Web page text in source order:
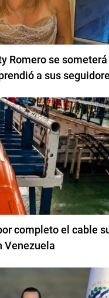
Romero se
a sus
completo el cable
Venezuela